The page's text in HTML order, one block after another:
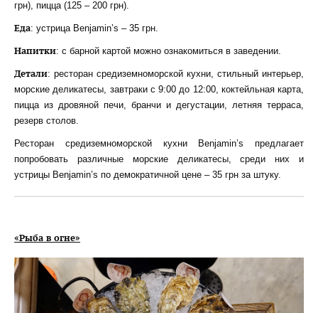
грн), пицца (125 – 200 грн).
Еда: устрица Benjamin’s – 35 грн.
Напитки: с барной картой можно ознакомиться в заведении.
Детали: ресторан средиземноморской кухни, стильный интерьер,
морские деликатесы, завтраки с 9:00 до 12:00, коктейльная карта,
пицца из дровяной печи, бранчи и дегустации, летняя терраса,
резерв столов.
Ресторан средиземноморской кухни Benjamin’s предлагает
попробовать различные морские деликатесы, среди них и
устрицы Benjamin’s по демократичной цене – 35 грн за штуку.
«Рыба в огне»